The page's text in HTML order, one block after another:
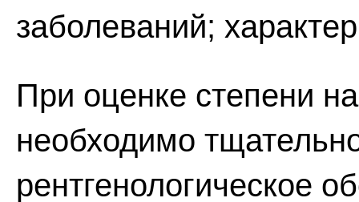
заболеваний;
При оценке степени
необходимо
рентгенологическое